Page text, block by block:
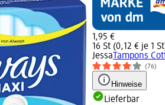
1,95 €
16 St (0,12 € je 1
Jessa Tampons
(76)
Hinweise
Lieferbar